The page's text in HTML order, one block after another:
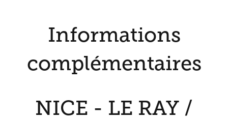
Informations
complémentaires
NICE - LE RAY /